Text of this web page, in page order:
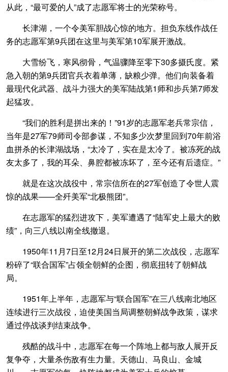
从此，“最可爱的人”成了志愿军将士的光荣称号。
长津湖，一个令美军胆战心惊的地方。担负东线作战任
务的志愿军第9兵团在这里与美军第10军展开激战。
大雪纷飞，寒风彻骨，气温骤降至零下30多摄氏度。紧
急入朝的第9兵团官兵衣着单薄，缺粮少弹。他们向装备着
最现代化武器、战斗力强大的美军陆战第1师和步兵第7师发
起猛攻。
“我们的胜利是拼出来的！”91岁的志愿军老兵常宗信，
当年是27军79师司令部参谋，不知多少次梦里回到70年前浴
血拼杀的长津湖战场，“太冷了，实在是太冷了。被冻死的战
友太多了，我的耳朵、鼻腔都被冻坏了，至今还有后遗症。”
就是在这次战役中，常宗信所在的27军创造了令世人震
惊的战果——全歼美军“北极熊团”。
在志愿军的猛烈进攻下，美军遭遇了“陆军史上最大的败
绩”，向三八线以南全线撤退。
1950年11月7日至12月24日展开的第二次战役，志愿军
粉碎了“联合国军”占领全朝鲜的企图，彻底扭转了朝鲜战
局。
1951年上半年，志愿军与“联合国军”在三八线南北地区
连续进行三次战役，迫使美国当局调整朝鲜战争政策，谋求
通过停战谈判结束战争。
残酷的战斗中，志愿军在每一个阵地上都与敌人展开反
复争夺，大量杀伤敌有生力量。天德山、马良山、金城